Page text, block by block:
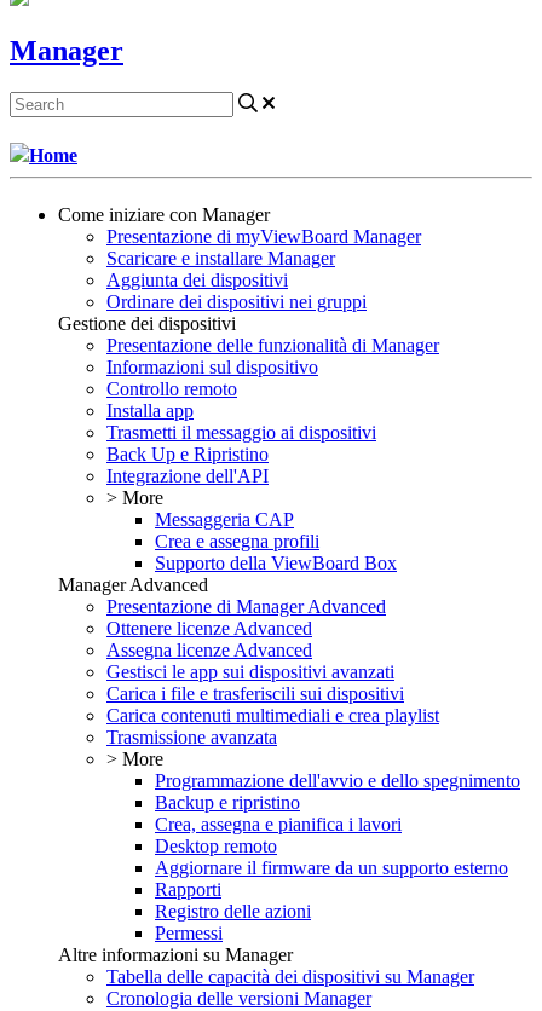
Manager
Home
Come iniziare con Manager
Presentazione di myViewBoard Manager
Scaricare e installare Manager
Aggiunta dei dispositivi
Ordinare dei dispositivi nei gruppi
Gestione dei dispositivi
Presentazione delle funzionalità di Manager
Informazioni sul dispositivo
Controllo remoto
Installa app
Trasmetti il messaggio ai dispositivi
Back Up e Ripristino
Integrazione dell'API
> More
Messaggeria CAP
Crea e assegna profili
Supporto della ViewBoard Box
Manager Advanced
Presentazione di Manager Advanced
Ottenere licenze Advanced
Assegna licenze Advanced
Gestisci le app sui dispositivi avanzati
Carica i file e trasferiscili sui dispositivi
Carica contenuti multimediali e crea playlist
Trasmissione avanzata
> More
Programmazione dell'avvio e dello spegnimento
Backup e ripristino
Crea, assegna e pianifica i lavori
Desktop remoto
Aggiornare il firmware da un supporto esterno
Rapporti
Registro delle azioni
Permessi
Altre informazioni su Manager
Tabella delle capacità dei dispositivi su Manager
Cronologia delle versioni Manager